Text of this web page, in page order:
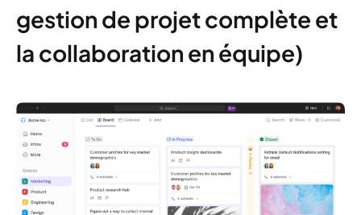
gestion de projet complète et
la collaboration en équipe)